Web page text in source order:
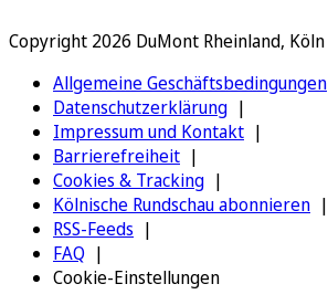
Copyright 2026 DuMont Rheinland, Köln
Allgemeine Geschäftsbedingungen
Datenschutzerklärung
Impressum und Kontakt
Barrierefreiheit
Cookies & Tracking
Kölnische Rundschau abonnieren
RSS-Feeds
FAQ
Cookie-Einstellungen